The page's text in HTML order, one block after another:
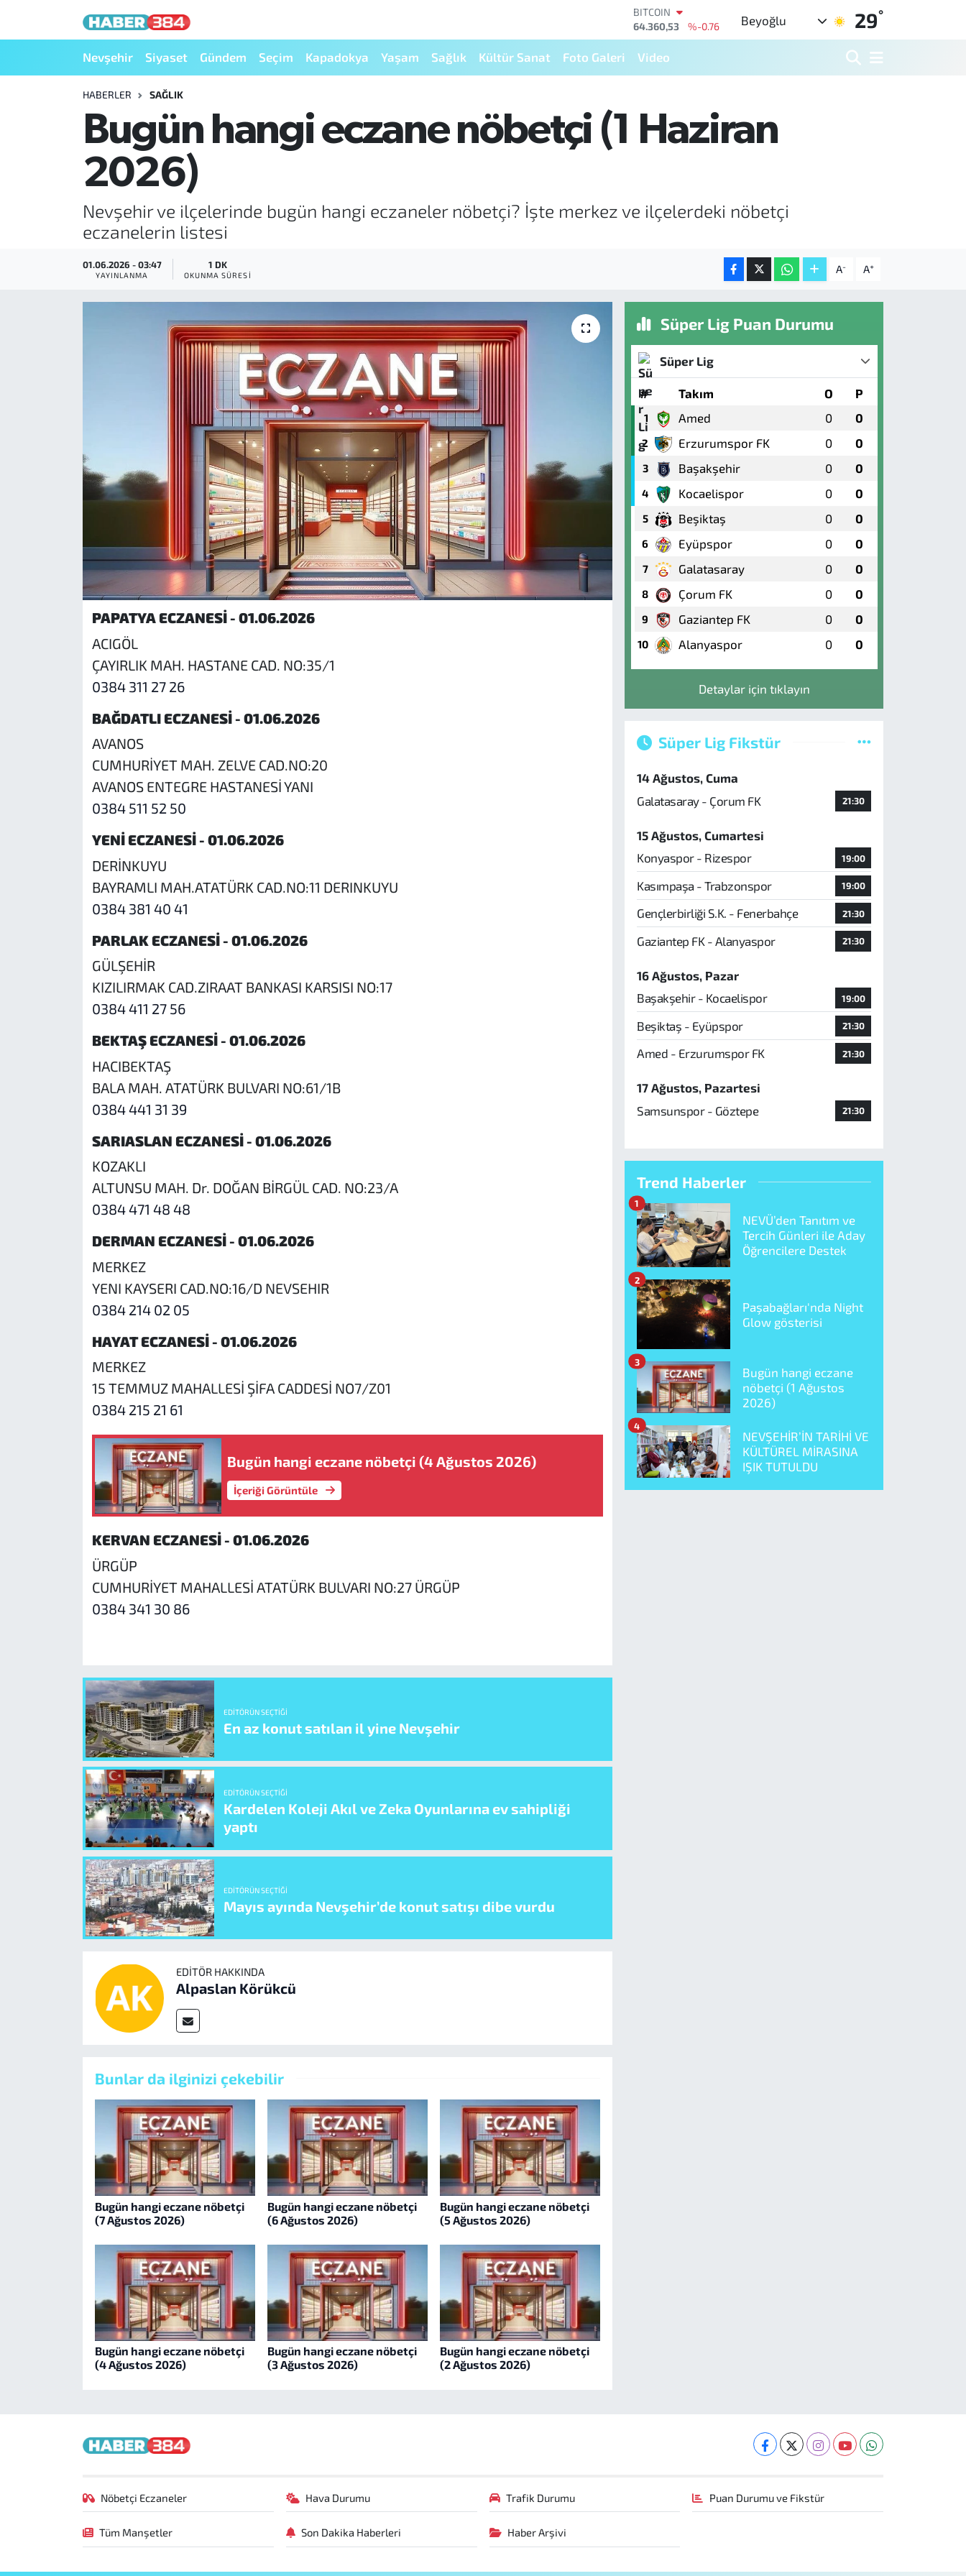
64.360,53
DOLAR
EURO
55,0265
STERLİN
6618.49
%2.12
BİST100
Beyoğlu 29°
Nevşehir Siyaset Gündem Seçim Kapadokya Yaşam Sağlık Kültür Sanat Foto Galeri Video
HABERLER SAĞLIK
Bugün hangi eczane nöbetçi (1 Haziran
2026)
Nevşehir ve ilçelerinde bugün hangi eczaneler nöbetçi? İşte merkez ve ilçelerdeki nöbetçi
eczanelerin listesi
01.06.2026 - 03:47
YAYINLANMA
1 DK
OKUNMA SÜRESI A- A+
PAPATYA ECZANESİ - 01.06.2026
ACIGÖL
ÇAYIRLIK MAH. HASTANE CAD. NO:35/1
0384 311 27 26
BAĞDATLI ECZANESİ - 01.06.2026
AVANOS
CUMHURİYET MAH. ZELVE CAD.NO:20
AVANOS ENTEGRE HASTANESİ YANI
0384 511 52 50
YENİ ECZANESİ - 01.06.2026
DERİNKUYU
BAYRAMLI MAH.ATATÜRK CAD.NO:11 DERINKUYU
0384 381 40 41
PARLAK ECZANESİ - 01.06.2026
GÜLŞEHİR
KIZILIRMAK CAD.ZIRAAT BANKASI KARSISI NO:17
0384 411 27 56
BEKTAŞ ECZANESİ - 01.06.2026
HACIBEKTAŞ
BALA MAH. ATATÜRK BULVARI NO:61/1B
0384 441 31 39
SARIASLAN ECZANESİ - 01.06.2026
KOZAKLI
ALTUNSU MAH. Dr. DOĞAN BİRGÜL CAD. NO:23/A
0384 471 48 48
DERMAN ECZANESİ - 01.06.2026
MERKEZ
YENI KAYSERI CAD.NO:16/D NEVSEHIR
0384 214 02 05
HAYAT ECZANESİ - 01.06.2026
MERKEZ
15 TEMMUZ MAHALLESİ ŞİFA CADDESİ NO7/Z01
0384 215 21 61
Bugün hangi eczane nöbetçi (4 Ağustos 2026)
İçeriği Görüntüle
KERVAN ECZANESİ - 01.06.2026
ÜRGÜP
CUMHURİYET MAHALLESİ ATATÜRK BULVARI NO:27 ÜRGÜP
0384 341 30 86
EDITÖRÜN SEÇTIĞI
En az konut satılan il yine Nevşehir
EDITÖRÜN SEÇTIĞI
Kardelen Koleji Akıl ve Zeka Oyunlarına ev sahipliği
yaptı
EDITÖRÜN SEÇTIĞI
Mayıs ayında Nevşehir’de konut satışı dibe vurdu
EDITÖR HAKKINDA
Alpaslan Körükcü
Bunlar da ilginizi çekebilir
Bugün hangi eczane nöbetçi
(7 Ağustos 2026)
Bugün hangi eczane nöbetçi
(6 Ağustos 2026)
Bugün hangi eczane nöbetçi
(5 Ağustos 2026)
Bugün hangi eczane nöbetçi
(4 Ağustos 2026)
Bugün hangi eczane nöbetçi
(3 Ağustos 2026)
Bugün hangi eczane nöbetçi
(2 Ağustos 2026)
Süper Lig Puan Durumu
Süper Lig
# Takım O P
1 Amed 0 0
2 Erzurumspor FK 0 0
3 Başakşehir 0 0
4 Kocaelispor 0 0
5 Beşiktaş 0 0
6 Eyüpspor 0 0
7 Galatasaray 0 0
8 Çorum FK 0 0
9 Gaziantep FK 0 0
10 Alanyaspor 0 0
Detaylar için tıklayın
Süper Lig Fikstür
14 Ağustos, Cuma
Galatasaray - Çorum FK
21:30
15 Ağustos, Cumartesi
Konyaspor - Rizespor
19:00
Kasımpaşa - Trabzonspor 19:00
Gençlerbirliği S.K. - Fenerbahçe 21:30
Gaziantep FK - Alanyaspor 21:30
16 Ağustos, Pazar
Başakşehir - Kocaelispor
19:00
Beşiktaş - Eyüpspor 21:30
Amed - Erzurumspor FK 21:30
17 Ağustos, Pazartesi
Samsunspor - Göztepe
21:30
Trend Haberler
NEVÜ’den Tanıtım ve
Tercih Günleri ile Aday
Öğrencilere Destek
1
Paşabağları'nda Night
Glow gösterisi
2
Bugün hangi eczane
nöbetçi (1 Ağustos
2026)
3
NEVŞEHİR’İN TARİHİ VE
KÜLTÜREL MİRASINA
IŞIK TUTULDU
4
Nöbetçi Eczaneler Hava Durumu Trafik Durumu Puan Durumu ve Fikstür
Tüm Manşetler Son Dakika Haberleri Haber Arşivi
Nöbetçi Eczaneler
Hava Durumu
Trafik Durumu
Süper Lig Puan Durumu ve Fikstür
Tüm Manşetler
Son Dakika Haberleri
Haber Arşivi